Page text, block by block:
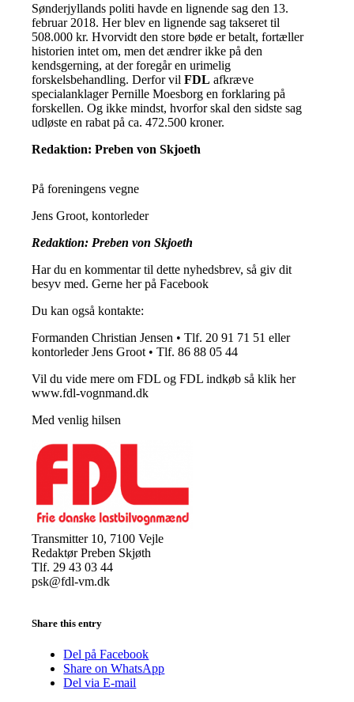
Sønderjyllands politi havde en lignende sag den 13.
februar 2018. Her blev en lignende sag takseret til
508.000 kr. Hvorvidt den store bøde er betalt, fortæller
historien intet om, men det ændrer ikke på den
kendsgerning, at der foregår en urimelig
forskelsbehandling. Derfor vilFDL afkræve
specialanklager Pernille Moesborg en forklaring på
forskellen. Og ikke mindst, hvorfor skal den sidste sag
udløste en rabat på ca. 472.500 kroner.
Redaktion: Preben von Skjoeth
På foreningens vegne
Jens Groot, kontorleder
Redaktion: Preben von Skjoeth
Har du en kommentar til dette nyhedsbrev, så giv dit
besyv med. Gerne her på Facebook
Du kan også kontakte:
Formanden Christian Jensen • Tlf. 20 91 71 51 eller
kontorleder Jens Groot • Tlf. 86 88 05 44
Vil du vide mere om FDL og FDL indkøb så klik her
www.fdl-vognmand.dk
Med venlig hilsen
Transmitter 10, 7100 Vejle
Redaktør Preben Skjøth
Tlf. 29 43 03 44
psk@fdl-vm.dk
Share this entry
Del på Facebook
Share on WhatsApp
Del via E-mail